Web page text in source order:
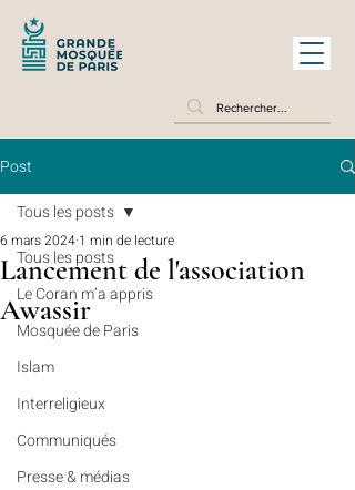
Post
Tous les posts
Le Coran m’a appris
Mosquée de Paris
Islam
Interreligieux
Communiqués
Presse & médias
Tous les posts
Lancement de l'association
Awassir
6 mars 2024 1 min de lecture